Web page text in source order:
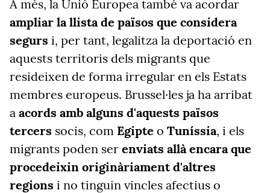
A més, la Unió Europea també va acordar
ampliar la llista de països que considera
segurs i, per tant, legalitza la deportació en
aquests territoris dels migrants que
resideixen de forma irregular en els Estats
membres europeus. Brussel·les ja ha arribat
a acords amb alguns d'aquests països
tercers socis, com Egipte o Tuníssia, i els
migrants poden ser enviats allà encara que
procedeixin originàriament d'altres
regions i no tinguin vincles afectius o